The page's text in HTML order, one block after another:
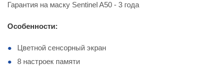
Гарантия на маску Sentinel A50 - 3 года
Особенности:
Цветной сенсорный экран
8 настроек памяти